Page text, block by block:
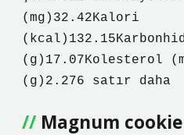
(mg)32.42Kalori
(g)17.07Kolesterol
(g)2.276 satır daha
Magnum